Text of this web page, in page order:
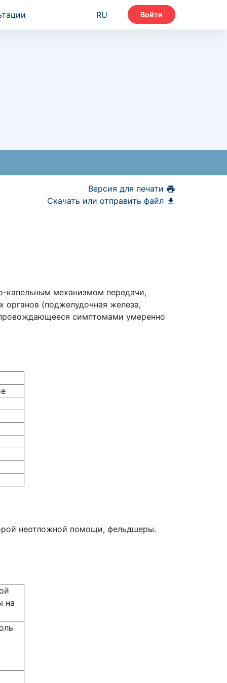
RU Войти
Версия для печати
Скачать или отправить файл
капельным механизмом передачи,
(поджелудочная железа,
симптомами умеренно
неотложной помощи, фельдшеры.
на